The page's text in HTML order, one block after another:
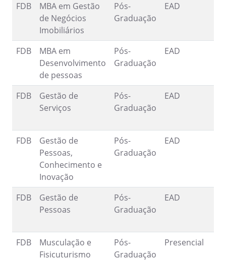
FDB
MBA em Gestão
de Negócios
Imobiliários
Pós-
Graduação
EAD
FDB
MBA em
Desenvolvimento
de pessoas
Pós-
Graduação
EAD
FDB
Gestão de
Serviços
Pós-
Graduação
EAD
FDB
Gestão de
Pessoas,
Conhecimento e
Inovação
Pós-
Graduação
EAD
FDB
Gestão de
Pessoas
Pós-
Graduação
EAD
FDB
Musculação e
Fisicuturismo
Pós-
Graduação
Presencial